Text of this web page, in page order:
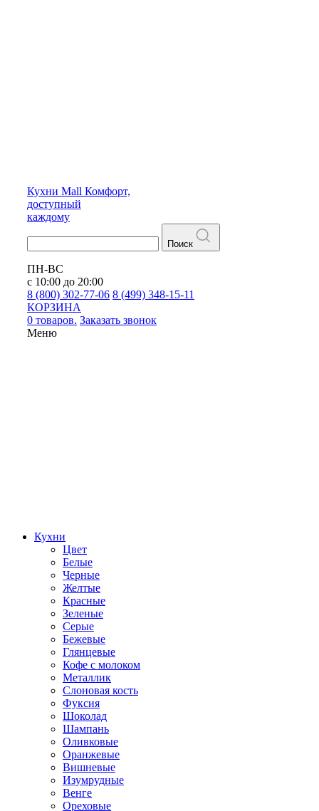
Кухни Mall Комфорт,
доступный
каждому
Поиск
ПН-ВС
с 10:00 до 20:00
8 (800) 302-77-06 8 (499) 348-15-11
КОРЗИНА
0 товаров. Заказать звонок
Меню
Кухни
Цвет
Белые
Черные
Желтые
Красные
Зеленые
Серые
Бежевые
Глянцевые
Кофе с молоком
Металлик
Слоновая кость
Фуксия
Шоколад
Шампань
Оливковые
Оранжевые
Вишневые
Изумрудные
Венге
Ореховые